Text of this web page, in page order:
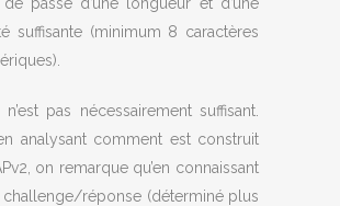
suffisante (minimum 8 caractères
pas nécessairement suffisant.
analysant comment est construit
on remarque qu’en connaissant
challenge/réponse (déterminé plus